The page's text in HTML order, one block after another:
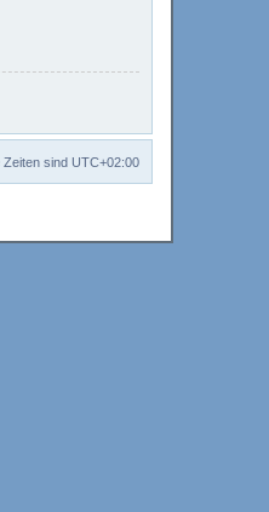
Zeiten sind UTC+02:00